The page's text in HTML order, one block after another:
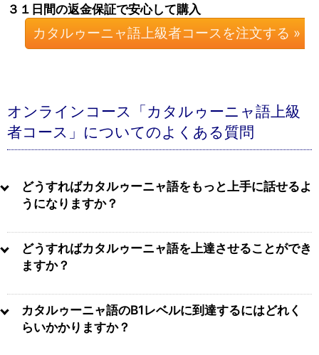
３１日間の返金保証で安心して購入
カタルゥーニャ語上級者コースを注文する »
オンラインコース「カタルゥーニャ語上級
者コース」についてのよくある質問
どうすればカタルゥーニャ語をもっと上手に話せるよ
うになりますか？
どうすればカタルゥーニャ語を上達させることができ
ますか？
カタルゥーニャ語のB1レベルに到達するにはどれく
らいかかりますか？